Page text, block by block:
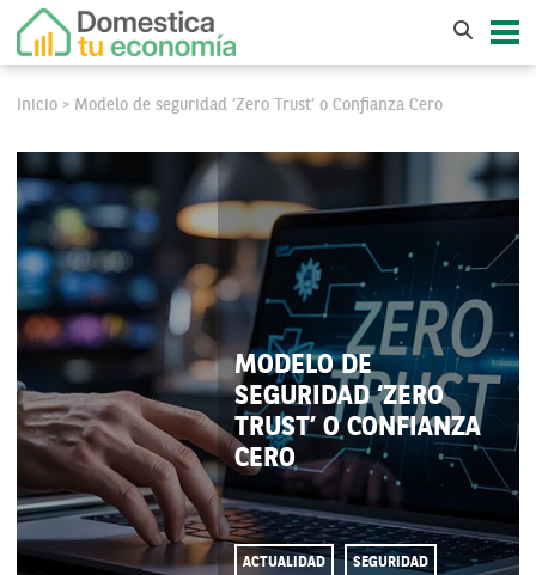
Inicio > Modelo de seguridad ‘Zero Trust’ o Confianza Cero
MODELO DE
SEGURIDAD ‘ZERO
TRUST’ O CONFIANZA
CERO
ACTUALIDAD SEGURIDAD